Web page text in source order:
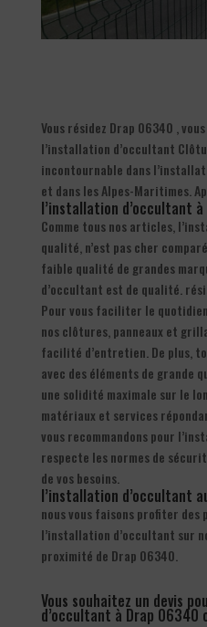
Vous résidez Drap 06340 ,
l’installation d’occultant
incontournable dans
et dans les Alpes-Maritimes.
l’installation d’occultant
Comme tous nos articles,
qualité, n’est pas cher
faible qualité de grandes
d’occultant est de qualité.
Pour vous faciliter le
nos clôtures, panneaux et
facilité d’entretien. De plus,
avec des éléments de grande
une solidité maximale sur le
matériaux et services
vous recommandons pour
respecte les normes de
de vos besoins.
l’installation d’occultant
nous vous faisons profiter des
l’installation d’occultant sur
proximité de Drap 06340.
Vous souhaitez un devis
d’occultant à Drap 06340